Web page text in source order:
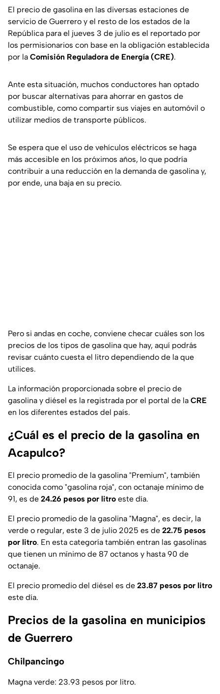
El precio de gasolina en las diversas estaciones de
servicio de Guerrero y el resto de los estados de la
República para el jueves 3 de julio es el reportado por
los permisionarios con base en la obligación establecida
por la Comisión Reguladora de Energía (CRE).
Ante esta situación, muchos conductores han optado
por buscar alternativas para ahorrar en gastos de
combustible, como compartir sus viajes en automóvil o
utilizar medios de transporte públicos.
Se espera que el uso de vehículos eléctricos se haga
más accesible en los próximos años, lo que podría
contribuir a una reducción en la demanda de gasolina y,
por ende, una baja en su precio.
Pero si andas en coche, conviene checar cuáles son los
precios de los tipos de gasolina que hay, aquí podrás
revisar cuánto cuesta el litro dependiendo de la que
utilices.
La información proporcionada sobre el precio de
gasolina y diésel es la registrada por el portal de la CRE
en los diferentes estados del país.
¿Cuál es el precio de la gasolina en
Acapulco?
El precio promedio de la gasolina "Premium", también
conocida como "gasolina roja", con octanaje mínimo de
91, es de 24.26 pesos por litro este día.
El precio promedio de la gasolina "Magna", es decir, la
verde o regular, este 3 de julio 2025 es de 22.75 pesos
por litro. En esta categoría también entran las gasolinas
que tienen un mínimo de 87 octanos y hasta 90 de
octanaje.
El precio promedio del diésel es de 23.87 pesos por litro
este día.
Precios de la gasolina en municipios
de Guerrero
Chilpancingo
Magna verde: 23.93 pesos por litro.